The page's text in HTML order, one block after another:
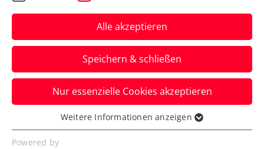
News filtern
Alle akzeptieren
Speichern & schließen
Nur essenzielle Cookies akzeptieren
Essenziell
Essenzielle Cookies werden für grundlegende
Weitere Informationen anzeigen
Powered by